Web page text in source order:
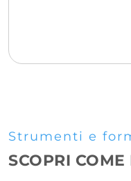
Strumenti e
SCOPRI COME